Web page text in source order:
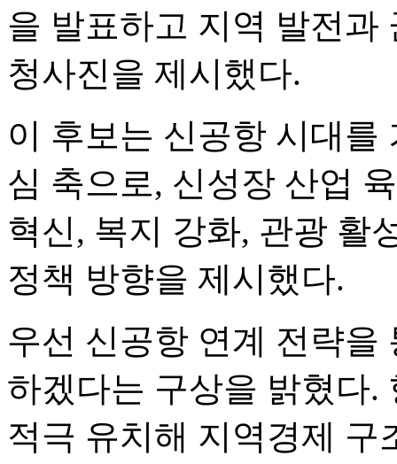
을 발표하고 지역 발전과
청사진을 제시했다.
이 후보는 신공항 시대를
심 축으로, 신성장 산업
혁신, 복지 강화, 관광 활
정책 방향을 제시했다.
우선 신공항 연계 전략을
하겠다는 구상을 밝혔다.
적극 유치해 지역경제 구